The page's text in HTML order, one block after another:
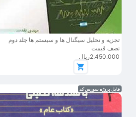
تجزیه و تحلیل سیگنال ها و سیستم ها جلد دوم
نصف قیمت
2.450.000ریال
فایل پروژه سورس کد